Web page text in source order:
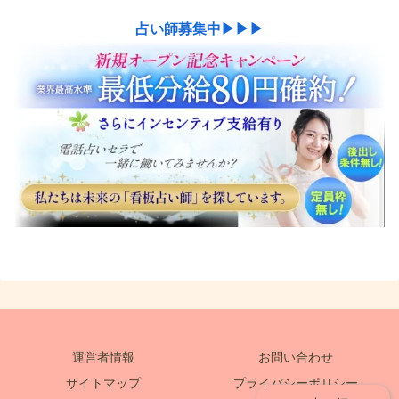
占い師募集中▶▶▶
運営者情報
お問い合わせ
サイトマップ
プライバシーポリシー